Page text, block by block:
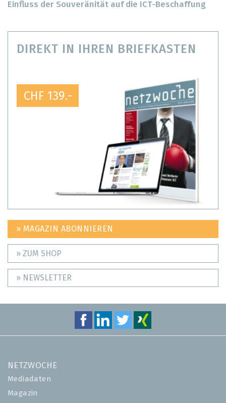
Einfluss der Souveränität auf die ICT-Beschaffung
DIREKT IN IHREN BRIEFKASTEN
CHF 139.-
» MAGAZIN ABONNIEREN
» ZUM SHOP
» NEWSLETTER
NETZWOCHE
Mediadaten
Magazin